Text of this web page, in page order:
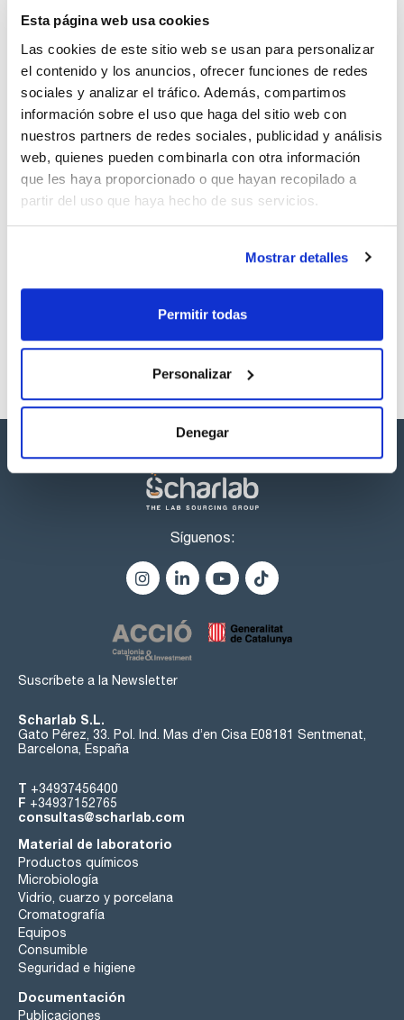
Esta página web usa cookies
Las cookies de este sitio web se usan para personalizar
el contenido y los anuncios, ofrecer funciones de redes
sociales y analizar el tráfico. Además, compartimos
información sobre el uso que haga del sitio web con
nuestros partners de redes sociales, publicidad y análisis
web, quienes pueden combinarla con otra información
que les haya proporcionado o que hayan recopilado a
partir del uso que haya hecho de sus servicios.
Mostrar detalles
Permitir todas
Personalizar
Denegar
EPA Method 502.2 is an enhanced and expanded version
and measurement of purgeble volatile organic compounds in
finished drinking water, raw source water, or drinking water in
any treatment stage.
Composition:
Bromomethane 2000µg/ml [74-83-9]
Chloroethane 2000µg/ml [75-00-3]
Chloromethane 2000µg/ml [74-87-3]
Dichlorodifluoromethane 2000µg/ml [75-71-8]
Fluorotrichloromethane (Trichlorofluoromethane) 2000µg/ml
[75-69-4]
Vinylchloride 2000µg/ml [75-01-4]
Documentación técnica
TDS / Ficha técnica
Regístrate para
descargas
COA
Regístrate para
descargas
SDS/ Hoja de seguridad
Regístrate para
descargas
Los productos marcados con esta imagen son
listos para una entrega inmediata.
Síguenos:
Suscríbete a la Newsletter
Scharlab S.L.
Gato Pérez, 33. Pol. Ind. Mas d’en Cisa E08181 Sentmenat,
Barcelona, España
T +34937456400
F +34937152765
consultas@scharlab.com
Material de laboratorio
Productos químicos
Microbiología
Vidrio, cuarzo y porcelana
Cromatografía
Equipos
Consumible
Seguridad e higiene
Documentación
Publicaciones